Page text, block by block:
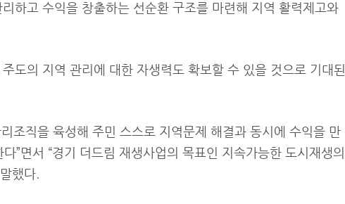
하고 수익을 창출하는 선순환 구조를 마련해 지역 활력제고와
도의 지역 관리에 대한 자생력도 확보할 수 있을 것으로 기대된
조직을 육성해 주민 스스로 지역문제 해결과 동시에 수익을 만
”면서 “경기 더드림 재생사업의 목표인 지속가능한 도시재생의
했다.